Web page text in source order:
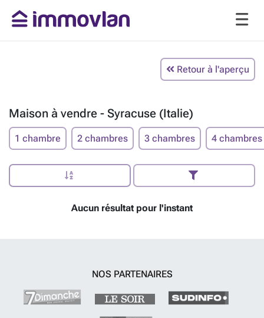
Retour à l'aperçu
Maison à vendre - Syracuse (Italie)
1 chambre 2 chambres 3 chambres 4 chambres
Aucun résultat pour l'instant
NOS PARTENAIRES